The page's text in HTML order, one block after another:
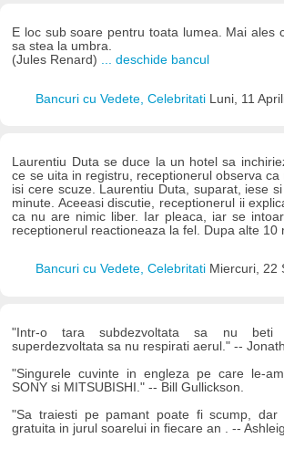
E loc sub soare pentru toata lumea. Mai ales
sa stea la umbra.
(Jules Renard) ... deschide bancul
Bancuri cu Vedete, Celebritati Luni, 11
Laurentiu Duta se duce la un hotel sa
ce se uita in registru, receptionerul observa
isi cere scuze. Laurentiu Duta, suparat, iese
minute. Aceeasi discutie, receptionerul ii
ca nu are nimic liber. Iar pleaca, iar se
receptionerul reactioneaza la fel. Dupa alte 10
Bancuri cu Vedete, Celebritati Miercuri, 22
"Intr-o tara subdezvoltata sa nu beti
superdezvoltata sa nu respirati aerul." --
"Singurele cuvinte in engleza pe care le-
SONY si MITSUBISHI." -- Bill Gullickson.
"Sa traiesti pe pamant poate fi scump, dar
gratuita in jurul soarelui in fiecare an . --